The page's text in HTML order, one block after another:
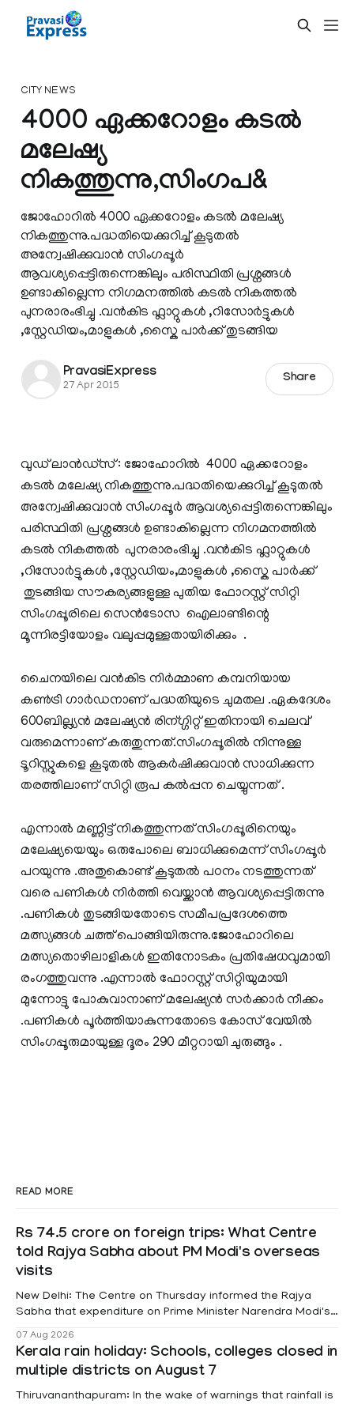
CITY NEWS
4000 ഏക്കറോളം കടല്‍
മലേഷ്യ
നികത്തുന്നു,സിംഗപ&
ജോഹോറില്‍ 4000 ഏക്കറോളം കടല്‍ മലേഷ്യ
നികത്തുന്നു.പദ്ധതിയെക്കുറിച്ച് കൂടുതല്‍
അന്വേഷിക്കുവാന്‍ സിംഗപ്പൂര്‍
ആവശ്യപ്പെട്ടിരുന്നെങ്കിലും പരിസ്ഥിതി പ്രശ്നങ്ങള്‍
ഉണ്ടാകില്ലെന്ന നിഗമനത്തില്‍ കടല്‍ നികത്തല്‍
പുനരാരംഭിച്ചു .വന്‍കിട ഫ്ലാറ്റുകള്‍ ,റിസോര്‍ട്ടുകള്‍
,സ്റ്റേഡിയം,മാളുകള്‍ ,സ്കൈ പാര്‍ക്ക്‌ തുടങ്ങിയ
PravasiExpress
27 Apr 2015
Share
വുഡ് ലാന്‍ഡ്സ് : ജോഹോറില്‍ 4000 ഏക്കറോളം
കടല്‍ മലേഷ്യ നികത്തുന്നു.പദ്ധതിയെക്കുറിച്ച് കൂടുതല്‍
അന്വേഷിക്കുവാന്‍ സിംഗപ്പൂര്‍ ആവശ്യപ്പെട്ടിരുന്നെങ്കിലും
പരിസ്ഥിതി പ്രശ്നങ്ങള്‍ ഉണ്ടാകില്ലെന്ന നിഗമനത്തില്‍
കടല്‍ നികത്തല്‍ പുനരാരംഭിച്ചു .വന്‍കിട ഫ്ലാറ്റുകള്‍
,റിസോര്‍ട്ടുകള്‍ ,സ്റ്റേഡിയം,മാളുകള്‍ ,സ്കൈ പാര്‍ക്ക്‌
തുടങ്ങിയ സൗകര്യങ്ങളുള്ള പുതിയ ഫോറസ്റ്റ് സിറ്റി
സിംഗപ്പൂരിലെ സെന്‍ടോസ ഐലാണ്ടിന്റെ
മൂന്നിരട്ടിയോളം വലുപ്പമുള്ളതായിരിക്കും .
ചൈനയിലെ വന്‍കിട നിര്‍മ്മാണ കമ്പനിയായ
കണ്‍ട്രി ഗാര്‍ഡനാണ് പദ്ധതിയുടെ ചുമതല .ഏകദേശം
600ബില്ല്യന്‍ മലേഷ്യന്‍ രിന്ഗ്ഗിറ്റ് ഇതിനായി ചെലവ്
വരുമെന്നാണ് കരുതുന്നത്.സിംഗപ്പൂരില്‍ നിന്നുള്ള
ടൂറിസ്റ്റുകളെ കൂടുതല്‍ ആകര്‍ഷിക്കുവാന്‍ സാധിക്കുന്ന
തരത്തിലാണ് സിറ്റി രൂപ കല്‍പ്പന ചെയ്യുന്നത് .
എന്നാല്‍ മണ്ണിട്ട്‌ നികത്തുന്നത് സിംഗപ്പൂരിനെയും
മലേഷ്യയെയും ഒരുപോലെ ബാധിക്കുമെന്ന് സിംഗപ്പൂര്‍
പറയുന്നു .അതുകൊണ്ട് കൂടുതല്‍ പഠനം നടത്തുന്നത്
വരെ പണികള്‍ നിര്‍ത്തി വെയ്ക്കാന്‍ ആവശ്യപ്പെട്ടിരുന്നു
.പണികള്‍ തുടങ്ങിയതോടെ സമീപപ്രദേശത്തെ
മത്സ്യങ്ങള്‍ ചത്ത്‌ പൊങ്ങിയിരുന്നു.ജോഹോറിലെ
മത്സ്യതൊഴിലാളികള്‍ ഇതിനോടകം പ്രതിഷേധവുമായി
രംഗത്തുവന്നു .എന്നാല്‍ ഫോറസ്റ്റ് സിറ്റിയുമായി
മുന്നോട്ടു പോകുവാനാണ് മലേഷ്യന്‍ സര്‍ക്കാര്‍ നീക്കം
.പണികള്‍ പൂര്‍ത്തിയാകുന്നതോടെ കോസ് വേയില്‍
സിംഗപ്പൂരുമായുള്ള ദൂരം 290 മീറ്ററായി ചുരുങ്ങും .
READ MORE
Rs 74.5 crore on foreign trips: What Centre
told Rajya Sabha about PM Modi's overseas
visits
New Delhi: The Centre on Thursday informed the Rajya
Sabha that expenditure on Prime Minister Narendra Modi's
information was provided by Minister of State for External
Affairs Pabitra Margherita in a written reply to questions
raised
07 Aug 2026
Kerala rain holiday: Schools, colleges closed in
multiple districts on August 7
Thiruvananthapuram: In the wake of warnings that rainfall is